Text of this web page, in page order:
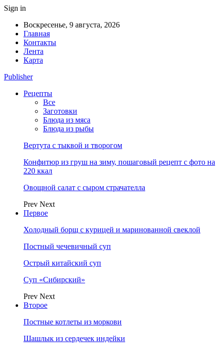
Sign in
Воскресенье, 9 августа, 2026
Главная
Контакты
Лента
Карта
Publisher
Рецепты
Все
Заготовки
Блюда из мяса
Блюда из рыбы
Вертута с тыквой и творогом
Конфитюр из груш на зиму, пошаговый рецепт с фото на
220 ккал
Овощной салат с сыром страчателла
Prev Next
Первое
Холодный борщ с курицей и маринованной свеклой
Постный чечевичный суп
Острый китайский суп
Суп «Сибирский»
Prev Next
Второе
Постные котлеты из моркови
Шашлык из сердечек индейки